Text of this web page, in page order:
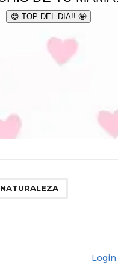
NATURALEZA
Login